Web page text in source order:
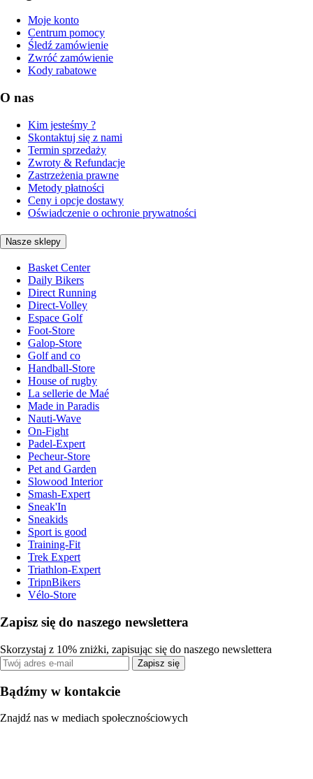
Moje konto
Centrum pomocy
Śledź zamówienie
Zwróć zamówienie
Kody rabatowe
O nas
Kim jesteśmy ?
Skontaktuj się z nami
Termin sprzedaży
Zwroty & Refundacje
Zastrzeżenia prawne
Metody płatności
Ceny i opcje dostawy
Oświadczenie o ochronie prywatności
Nasze sklepy
Basket Center
Daily Bikers
Direct Running
Direct-Volley
Espace Golf
Foot-Store
Galop-Store
Golf and co
Handball-Store
House of rugby
La sellerie de Maé
Made in Paradis
Nauti-Wave
On-Fight
Padel-Expert
Pecheur-Store
Pet and Garden
Slowood Interior
Smash-Expert
Sneak'In
Sneakids
Sport is good
Training-Fit
Trek Expert
Triathlon-Expert
TripnBikers
Vélo-Store
Zapisz się do naszego newslettera
Skorzystaj z 10% zniżki, zapisując się do naszego newslettera
Zapisz się
Bądźmy w kontakcie
Znajdź nas w mediach społecznościowych